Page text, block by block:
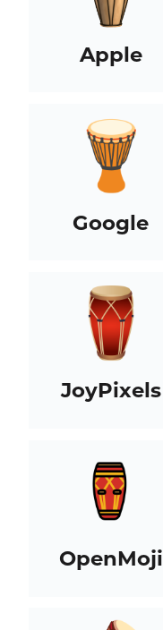
Apple
Google
JoyPixels
OpenMoji